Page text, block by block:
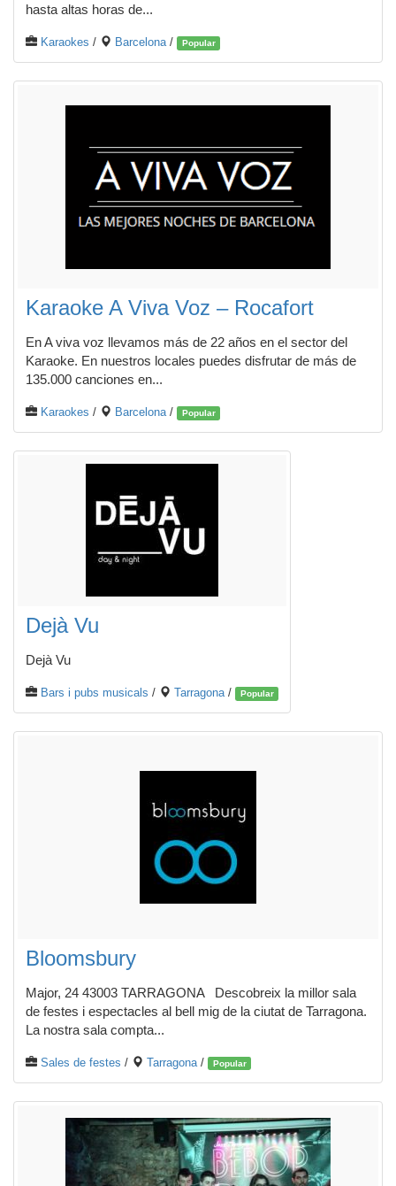
hasta altas horas de...
Karaokes / Barcelona/ Popular
Karaoke A Viva Voz – Rocafort
En A viva voz llevamos más de 22 años en el sector del
Karaoke. En nuestros locales puedes disfrutar de más de
135.000 canciones en...
Karaokes / Barcelona / Popular
Dejà Vu
Dejà Vu
Bars i pubs musicals / Tarragona/ Popular
Bloomsbury
Major, 24 43003 TARRAGONA Descobreix la millor sala
de festes i espectacles al bell mig de la ciutat de Tarragona.
La nostra sala compta...
Sales de festes / Tarragona / Popular